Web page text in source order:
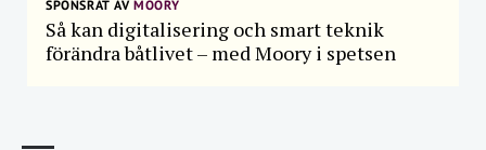
SPONSRAT AVMOORY
Så kan digitalisering och smart teknik
förändra båtlivet – med Moory i spetsen